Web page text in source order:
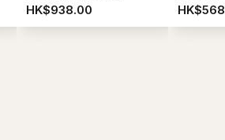
HK$938.00